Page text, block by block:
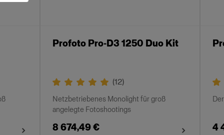
Profoto Pro-D3 1250 Duo Kit
(12)
Netzbetriebenes Monolight für groß
angelegte Fotoshootings
8 674,49 € 4